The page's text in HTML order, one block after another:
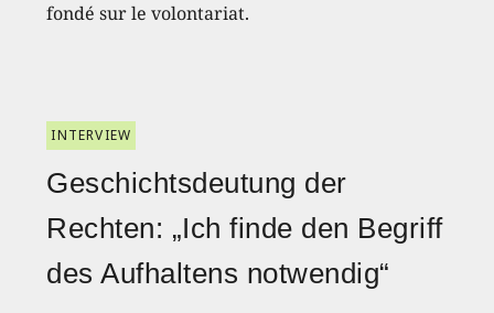
fondé sur le volontariat.
INTERVIEW
Geschichtsdeutung der
Rechten: „Ich finde den Begriff
des Aufhaltens notwendig“